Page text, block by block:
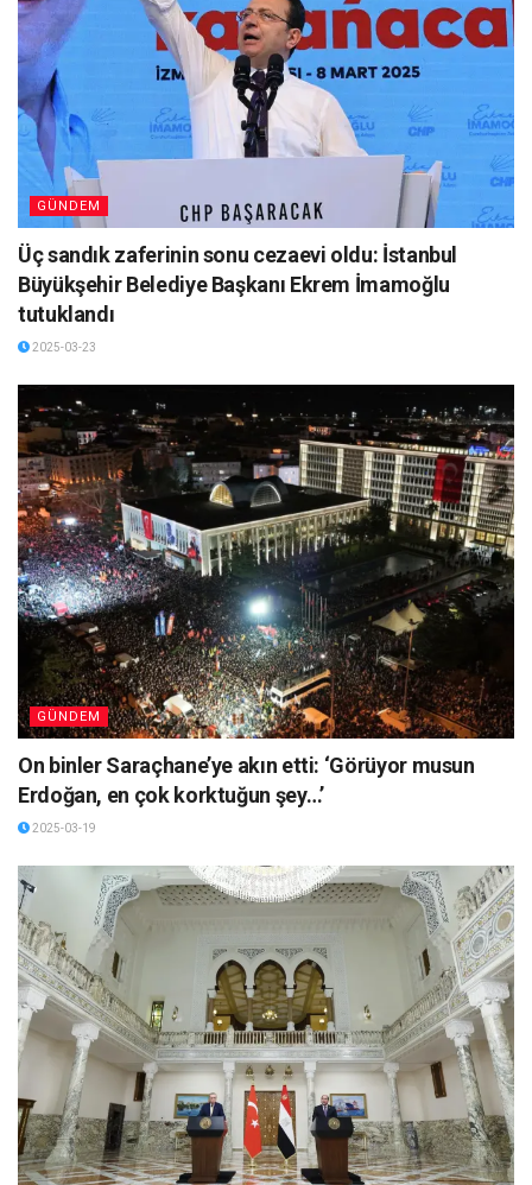
GÜNDEM
Üç sandık zaferinin sonu cezaevi oldu: İstanbul
Büyükşehir Belediye Başkanı Ekrem İmamoğlu
tutuklandı
2025-03-23
GÜNDEM
On binler Saraçhane’ye akın etti: ‘Görüyor musun
Erdoğan, en çok korktuğun şey…’
2025-03-19